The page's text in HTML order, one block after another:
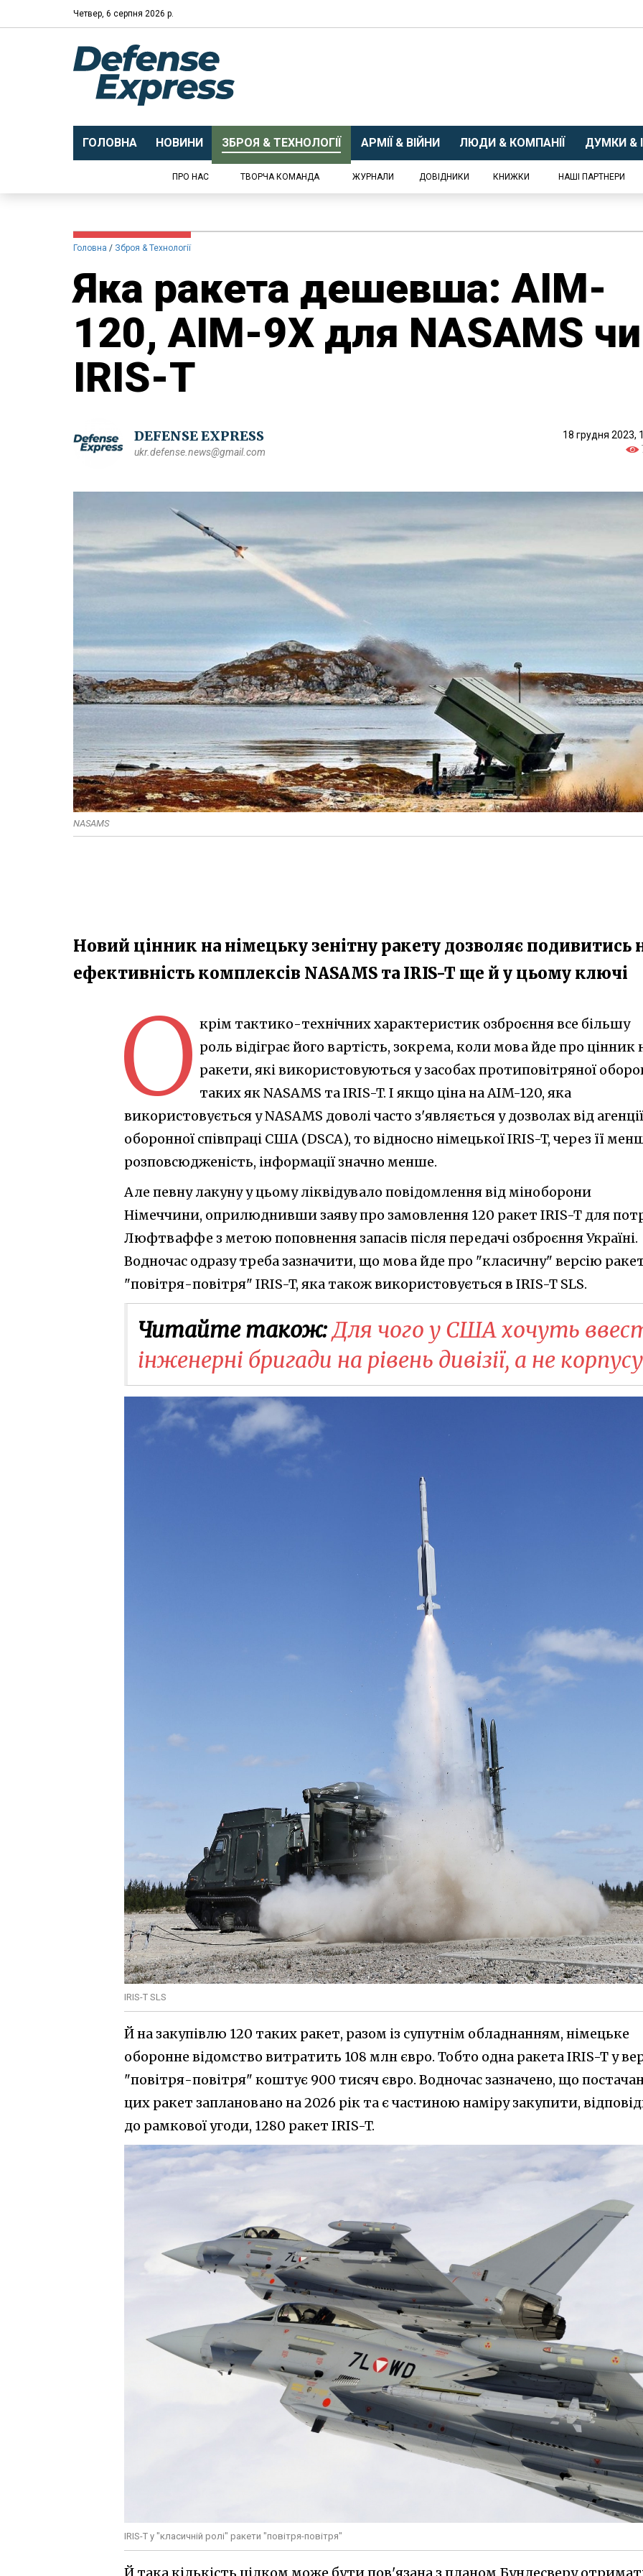
Четвер, 6 серпня 2026 р.
ГОЛОВНА НОВИНИ ЗБРОЯ & ТЕХНОЛОГІЇ АРМІЇ & ВІЙНИ ЛЮДИ & КОМПАНІЇ ДУМКИ &
ПРО НАС ТВОРЧА КОМАНДА ЖУРНАЛИ ДОВІДНИКИ КНИЖКИ НАШІ ПАРТНЕРИ
Головна Зброя & Технології
Яка ракета дешевша: AIM-
120, AIM-9X для NASAMS чи
IRIS-T
DEFENSE EXPRESS
ukr.defense.news@gmail.com
18 грудня 2023,
NASAMS
Новий цінник на німецьку зенітну ракету дозволяє подивитись
ефективність комплексів NASAMS та IRIS-T ще й у цьому ключі
О крім тактико-технічних характеристик озброєння все більшу
роль відіграє його вартість, зокрема, коли мова йде про цінник
ракети, які використовуються у засобах протиповітряної
таких як NASAMS та IRIS-T. І якщо ціна на AIM-120, яка
використовується у NASAMS доволі часто з'являється у дозволах від
оборонної співпраці США (DSCA), то відносно німецької IRIS-T, через її
розповсюдженість, інформації значно менше.
Але певну лакуну у цьому ліквідувало повідомлення від міноборони
Німеччини, оприлюднивши заяву про замовлення 120 ракет IRIS-T для
Люфтваффе з метою поповнення запасів після передачі озброєння Україні.
Водночас одразу треба зазначити, що мова йде про "класичну" версію
"повітря-повітря" IRIS-T, яка також використовується в IRIS-T SLS.
Читайте також:Для чого у США хочуть
інженерні бригади на рівень дивізії, а не корпусу
IRIS-T SLS
Й на закупівлю 120 таких ракет, разом із супутнім обладнанням, німецьке
оборонне відомство витратить 108 млн євро. Тобто одна ракета IRIS-T у
"повітря-повітря" коштує 900 тисяч євро. Водночас зазначено, що
цих ракет заплановано на 2026 рік та є частиною наміру закупити,
до рамкової угоди, 1280 ракет IRIS-T.
IRIS-T у "класичній ролі" ракети "повітря-повітря"